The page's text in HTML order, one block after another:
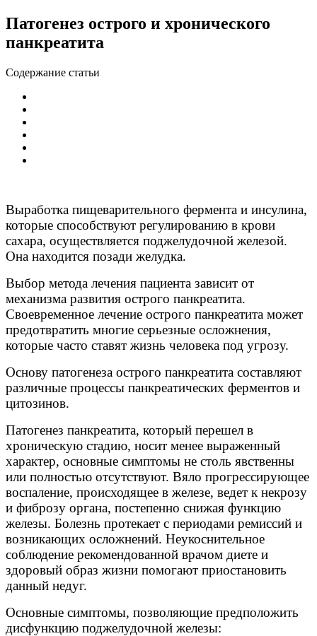
Патогенез острого и хронического
панкреатита
Содержание статьи
Выработка пищеварительного фермента и инсулина,
которые способствуют регулированию в крови
сахара, осуществляется поджелудочной железой.
Она находится позади желудка.
Выбор метода лечения пациента зависит от
механизма развития острого панкреатита.
Своевременное лечение острого панкреатита может
предотвратить многие серьезные осложнения,
которые часто ставят жизнь человека под угрозу.
Основу патогенеза острого панкреатита составляют
различные процессы панкреатических ферментов и
цитозинов.
Патогенез панкреатита, который перешел в
хроническую стадию, носит менее выраженный
характер, основные симптомы не столь явственны
или полностью отсутствуют. Вяло прогрессирующее
воспаление, происходящее в железе, ведет к некрозу
и фиброзу органа, постепенно снижая функцию
железы. Болезнь протекает с периодами ремиссий и
возникающих осложнений. Неукоснительное
соблюдение рекомендованной врачом диете и
здоровый образ жизни помогают приостановить
данный недуг.
Основные симптомы, позволяющие предположить
дисфункцию поджелудочной железы: